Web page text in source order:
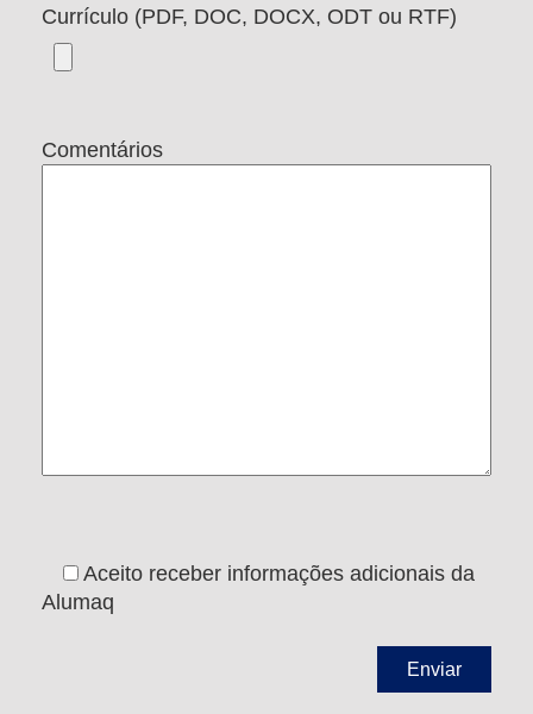
Currículo (PDF, DOC, DOCX, ODT ou RTF)
Comentários
Aceito receber informações adicionais da
Alumaq